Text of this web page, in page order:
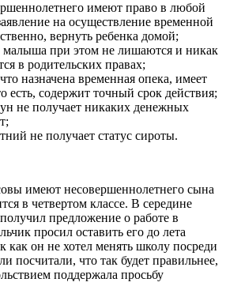
имеют право в любой
на осуществление временной
вернуть ребенка домой;
малыша при этом не лишаются и никак
в родительских правах;
назначена временная опека, имеет
есть, содержит точный срок действия;
не получает никаких денежных
не получает статус сироты.
имеют несовершеннолетнего сына
в четвертом классе. В середине
предложение о работе в
просил оставить его до лета
как он не хотел менять школу посреди
посчитали, что так будет правильнее,
поддержала просьбу